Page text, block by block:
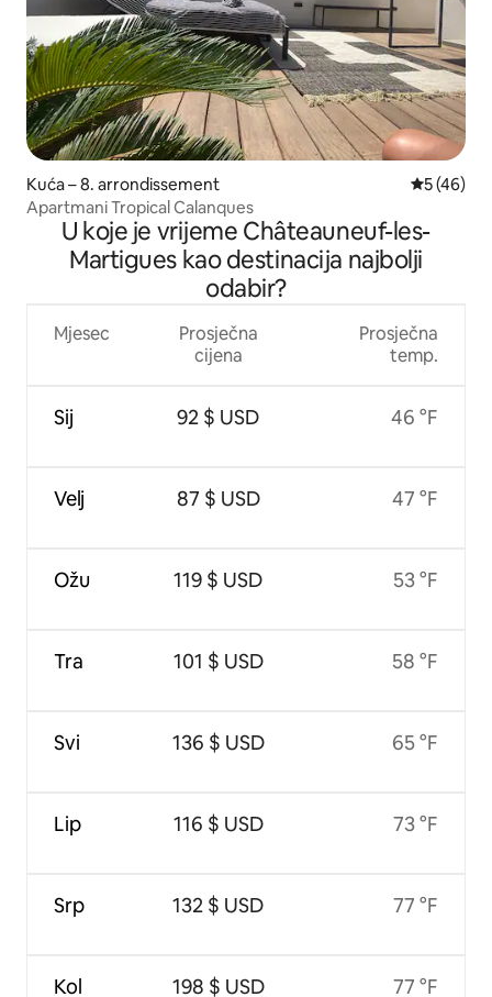
Kuća – 8. arrondissement Prosječna
5 (46)
Apartmani Tropical Calanques
U koje je vrijeme Châteauneuf-les-
Martigues kao destinacija najbolji
odabir?
Mjesec
Sij
Velj
Ožu
Tra
Svi
Lip
Srp
Kol
Prosječna
cijena
92 $ USD
87 $ USD
119 $ USD
101 $ USD
136 $ USD
116 $ USD
132 $ USD
198 $ USD
Prosječna
temp.
46 °F
47 °F
53 °F
58 °F
65 °F
73 °F
77 °F
77 °F